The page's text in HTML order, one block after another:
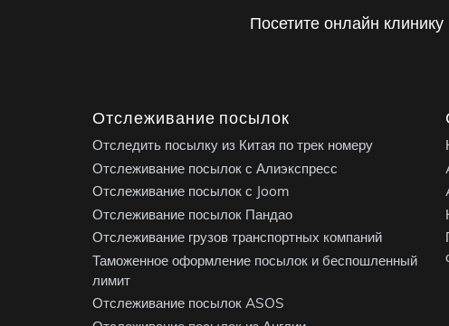
Посетите онлайн клинику
Отслеживание посылок
Отследить посылку из Китая по трек номеру
Отслеживание посылок с Алиэкспресс
Отслеживание посылок с Joom
Отслеживание посылок Пандао
Отслеживание грузов транспортных компаний
Таможенное оформление посылок и беспошленный
лимит
Отслеживание посылок ASOS